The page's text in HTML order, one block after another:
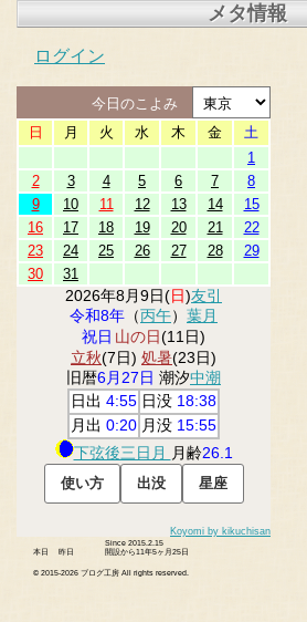
メタ情報
ログイン
今日のこよみ
日
月 火 水 木 金
土
1
2
3 4 5 6 7
8
9
10 11 12 13 14
15
16
17 18 19 20 21
22
23
24 25 26 27 28
29
30
31
2026年8月9日(日)友引
令和8年 （丙午） 葉月
祝日 山の日(11日)
立秋(7日) 処暑(23日)
旧暦6月27日 潮汐中潮
日出 4:55 日没 18:38
月出 0:20 月没 15:55
下弦後三日月 月齢26.1
Koyomi by kikuchisan
本日 昨日
Since 2015.2.15
開設から11年5ヶ月25日
© 2015-2026 ブログ工房 All rights reserved.